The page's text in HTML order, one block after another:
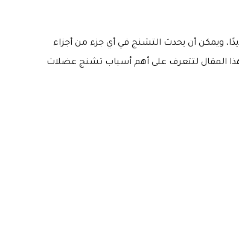
ويمكن أن يحدث التشنج في أي جزء من أجزاء
المقال لتتعرف على أهم أسباب تشنج عضلات